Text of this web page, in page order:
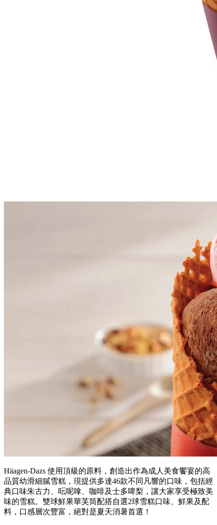
Häagen-Dazs 使用頂級的原料，創造出作為成人美食饗宴的高
品質幼滑細膩雪糕，現提供多達46款不同凡響的口味，包括經
典口味朱古力、呍呢嗱、咖啡及士多啤梨，讓大家享受極致美
味的雪糕。雙球鮮果華芙筒配搭自選2球雪糕口味、鮮果及配
料，口感層次豐富，絕對是夏天消暑首選！